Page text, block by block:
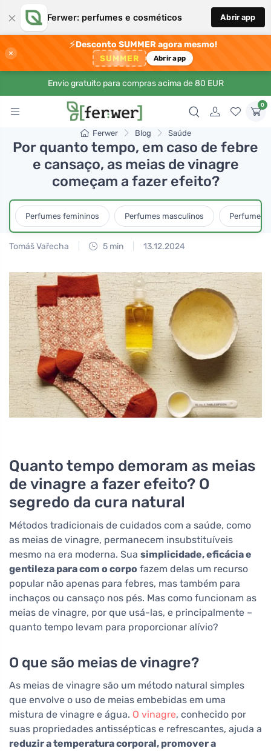
× Ferwer: perfumes e cosméticos Abrir app
×
⚡Desconto SUMMER agora mesmo!
SUMMER Abrir app
Envio gratuito para compras acima de 80 EUR
0
Ferwer Blog Saúde
Por quanto tempo, em caso de febre
e cansaço, as meias de vinagre
começam a fazer efeito?
Perfumes femininos Perfumes masculinos Perfumes
Tomáš Vařecha 5 min 13.12.2024
Quanto tempo demoram as meias
de vinagre a fazer efeito? O
segredo da cura natural
Métodos tradicionais de cuidados com a saúde, como
as meias de vinagre, permanecem insubstituíveis
mesmo na era moderna. Sua simplicidade, eficácia e
gentileza para com o corpo fazem delas um recurso
popular não apenas para febres, mas também para
inchaços ou cansaço nos pés. Mas como funcionam as
meias de vinagre, por que usá-las, e principalmente –
quanto tempo levam para proporcionar alívio?
O que são meias de vinagre?
As meias de vinagre são um método natural simples
que envolve o uso de meias embebidas em uma
mistura de vinagre e água. O vinagre, conhecido por
suas propriedades antissépticas e refrescantes, ajuda a
reduzir a temperatura corporal, promover a